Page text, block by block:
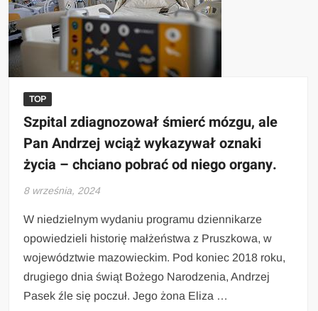
TOP
Szpital zdiagnozował śmierć mózgu, ale
Pan Andrzej wciąż wykazywał oznaki
życia – chciano pobrać od niego organy.
8 września, 2024
W niedzielnym wydaniu programu dziennikarze
opowiedzieli historię małżeństwa z Pruszkowa, w
województwie mazowieckim. Pod koniec 2018 roku,
drugiego dnia świąt Bożego Narodzenia, Andrzej
Pasek źle się poczuł. Jego żona Eliza …